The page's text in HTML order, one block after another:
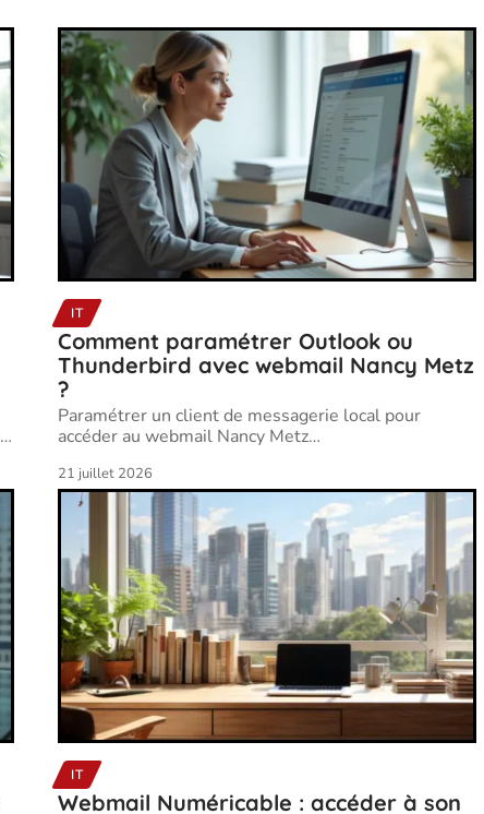
…
IT
Comment paramétrer Outlook ou
Thunderbird avec webmail Nancy Metz
?
Paramétrer un client de messagerie local pour
accéder au webmail Nancy Metz…
21 juillet 2026
IT
Webmail Numéricable : accéder à son